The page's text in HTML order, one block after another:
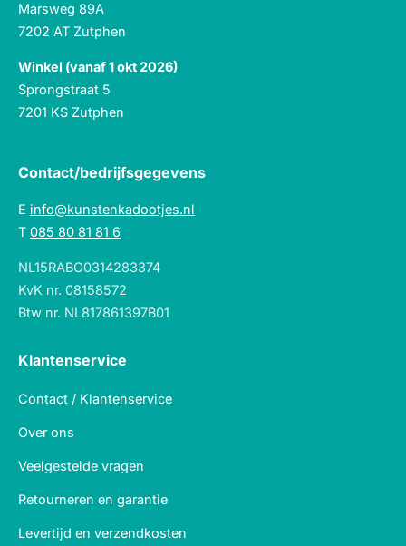
Marsweg 89A
7202 AT Zutphen
Winkel (vanaf 1 okt 2026)
Sprongstraat 5
7201 KS Zutphen
Contact/bedrijfsgegevens
E info@kunstenkadootjes.nl
T 085 80 81 81 6
NL15RABO0314283374
KvK nr. 08158572
Btw nr. NL817861397B01
Klantenservice
Contact / Klantenservice
Over ons
Veelgestelde vragen
Retourneren en garantie
Levertijd en verzendkosten